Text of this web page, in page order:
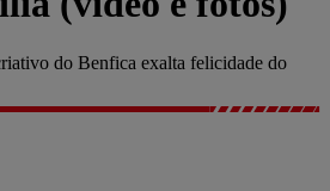
do Benfica exalta felicidade do